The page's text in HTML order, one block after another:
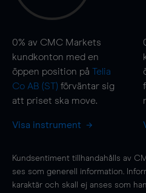
0% av CMC Markets
kundkonton med en
öppen position på Telia
Co AB (ST) förväntar sig
att priset ska move.
Visa instrument
Kundsentiment tillhandahålls av
ses som generell information.
karaktär och skall ej anses som